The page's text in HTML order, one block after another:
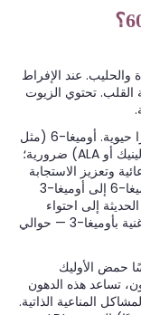
والحليب. عند الإفراط
القلب. تحتوي الزيوت
تلعب أدوارًا حيوية. أوميغا-6 (مثل
حمض اللينوليك) وأوميغا-3 (مثل حمض ألفا-لينولينيك أو ALA) ضرورية؛
وتعزيز الاستجابة
المناعية. تشير الدراسات العلمية إلى أن نسبة أوميغا-6 إلى أوميغا-3
الحديثة إلى احتواء
أوميغا-6 أكثر من اللازم، لذا يساعد اختيار زيوت غنية بأوميغا-3 — حوالي
حمض الأوليك
تساعد هذه الدهون
المناعية الذاتية.